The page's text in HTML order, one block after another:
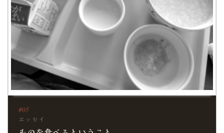
エッセイ